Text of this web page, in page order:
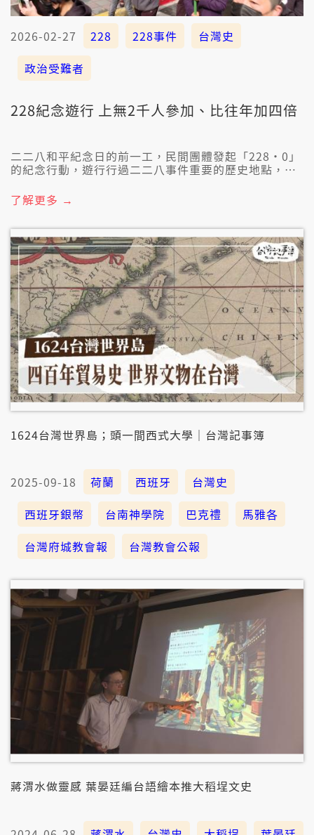
2026-02-27 228 228事件
台灣史
政治受難者
228紀念遊行 上無2千人參加、比往年加四倍
二二八和平紀念日的前一工，民間團體發起「228‧0」
的紀念行動，遊行行過二二八事件重要的歷史地點，向
人參與，人數是往年的四倍，尤其少年家特別濟。最近
社會真濟人開始對歷史產生好奇，基金會認為這是一个
了解更多 →
1624台灣世界島；頭一間西式大學｜台灣記事簿
2025-09-18 荷蘭 西班牙
台灣史
西班牙銀幣
台南神學院 巴克禮
馬雅各
台灣府城教會報
台灣教會公報
蔣渭水做靈感 葉晏廷編台語繪本推大稻埕文史